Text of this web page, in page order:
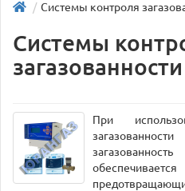
Системы контроля
Системы
загазованности
При